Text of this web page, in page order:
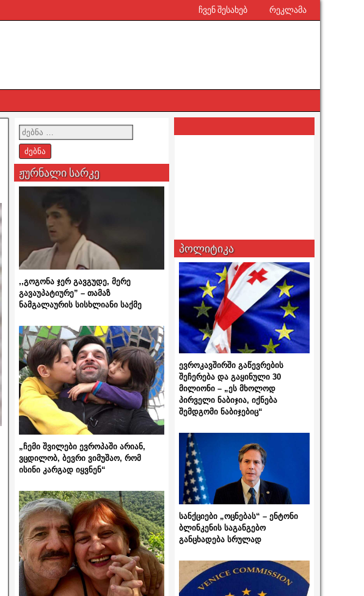
ჩვენ შესახებ რეკლამა
ჟურნალი სარკე
,,გოგონა ჯერ გავგუდე, მერე
გავაუპატიურე” – თამაზ
ნამგალაურის სისხლიანი საქმე
„ჩემი შვილები ევროპაში არიან,
ვცდილობ, ბევრი ვიმუშაო, რომ
ისინი კარგად იყვნენ“
პოლიტიკა
ევროკავშირში გაწევრების
შეჩერება და გაყინული 30
მილიონი – „ეს მხოლოდ
პირველი ნაბიჯია, იქნება
შემდგომი ნაბიჯებიც“
სანქციები „ოცნებას“ – ენტონი
ბლინკენის საგანგებო
განცხადება სრულად